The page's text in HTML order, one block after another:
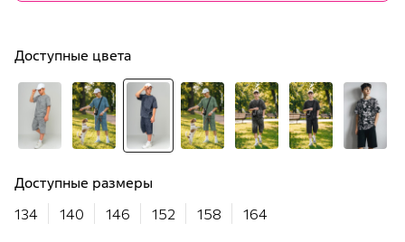
Доступные цвета
Доступные размеры
134 140 146 152 158 164